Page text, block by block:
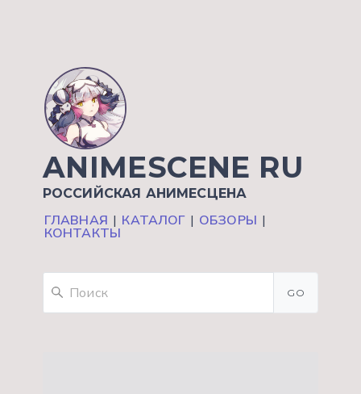
ANIMESCENE RU
РОССИЙСКАЯ АНИМЕСЦЕНА
ГЛАВНАЯ | КАТАЛОГ | ОБЗОРЫ |
КОНТАКТЫ
GO